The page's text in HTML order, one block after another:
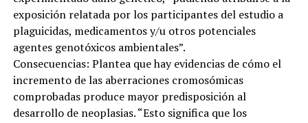
exposición relatada por los participantes del estudio a
plaguicidas, medicamentos y/u otros potenciales
agentes genotóxicos ambientales”.
Consecuencias: Plantea que hay evidencias de cómo el
incremento de las aberraciones cromosómicas
comprobadas produce mayor predisposición al
desarrollo de neoplasias. “Esto significa que los